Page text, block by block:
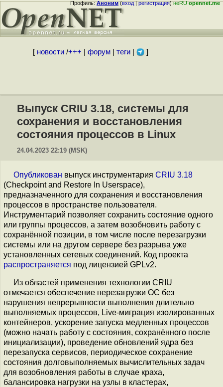
Профиль:Аноним(вход|регистрация)неRUopennet.me
[ новости/+++ форум| теги| ]
Выпуск CRIU 3.18, системы для
сохранения и восстановления
состояния процессов в Linux
24.04.2023 22:19 (MSK)
Опубликован выпуск инструментария CRIU 3.18
(Checkpoint and Restore In Userspace),
предназначенного для сохранения и восстановления
процессов в пространстве пользователя.
Инструментарий позволяет сохранить состояние одного
или группы процессов, а затем возобновить работу с
сохранённой позиции, в том числе после перезагрузки
системы или на другом сервере без разрыва уже
установленных сетевых соединений. Код проекта
распространяется под лицензией GPLv2.
Из областей применения технологии CRIU
отмечается обеспечение перезагрузки ОС без
нарушения непрерывности выполнения длительно
выполняемых процессов, Live-миграция изолированных
контейнеров, ускорение запуска медленных процессов
(можно начать работу с состояния, сохранённого после
инициализации), проведение обновлений ядра без
перезапуска сервисов, периодическое сохранение
состояния долговыполняемых вычислительных задач
для возобновления работы в случае краха,
балансировка нагрузки на узлы в кластерах,